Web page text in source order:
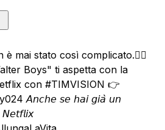
mai stato così complicato.❤️‍🔥
Boys" ti aspetta con la
con #TIMVISION 👉
𝘈𝘯𝘤𝘩𝘦 𝘴𝘦 𝘩𝘢𝘪 𝘨𝘪𝘢̀ 𝘶𝘯